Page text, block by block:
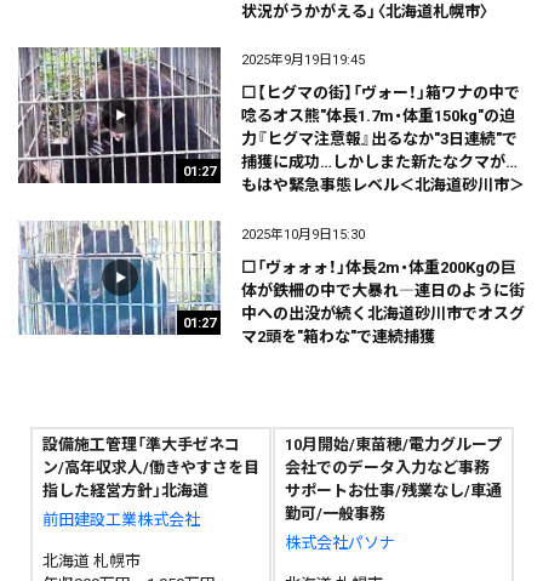
状況がうかがえる」〈北海道札幌市〉
01:27
2025年9月19日19:45
⬜【ヒグマの街】「ヴォー！」箱ワナの中で
唸るオス熊"体長1.7m・体重150kg"の迫
力『ヒグマ注意報』出るなか"3日連続"で
捕獲に成功…しかしまた新たなクマが…
もはや緊急事態レベル＜北海道砂川市＞
01:27
2025年10月9日15:30
⬜「ヴォォォ！」体長2m・体重200Kgの巨
体が鉄柵の中で大暴れ―連日のように街
中への出没が続く北海道砂川市でオスグ
マ2頭を"箱わな"で連続捕獲
設備施工管理「準大手ゼネコ
ン/高年収求人/働きやすさを目
指した経営方針」北海道
前田建設工業株式会社
北海道 札幌市
10月開始/東苗穂/電力グループ
会社でのデータ入力など事務
サポートお仕事/残業なし/車通
勤可/一般事務
株式会社パソナ